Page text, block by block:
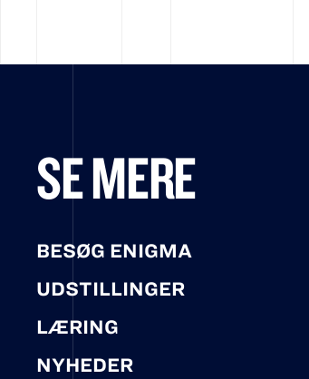
SE MERE
BESØG ENIGMA
UDSTILLINGER
LÆRING
NYHEDER